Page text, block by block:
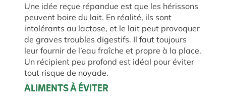
Une idée reçue répandue est que les hérissons
peuvent boire du lait. En réalité, ils sont
intolérants au lactose, et le lait peut provoquer
de graves troubles digestifs. Il faut toujours
leur fournir de l’eau fraîche et propre à la place.
Un récipient peu profond est idéal pour éviter
tout risque de noyade.
ALIMENTS À ÉVITER